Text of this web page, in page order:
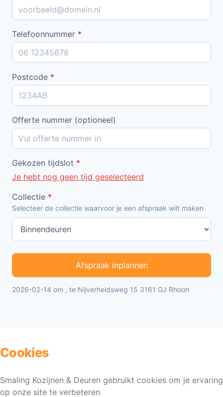
Telefoonnummer *
Postcode *
Offerte nummer (optioneel)
Gekozen tijdslot *
Je hebt nog geen tijd geselecteerd
Collectie *
Selecteer de collectie waarvoor je een afspraak wilt maken
Afspraak inplannen
2026-02-14 om , te Nijverheidsweg 15 3161 GJ Rhoon
Cookies
Smaling Kozijnen & Deuren gebruikt cookies om je ervaring
op onze site te verbeteren